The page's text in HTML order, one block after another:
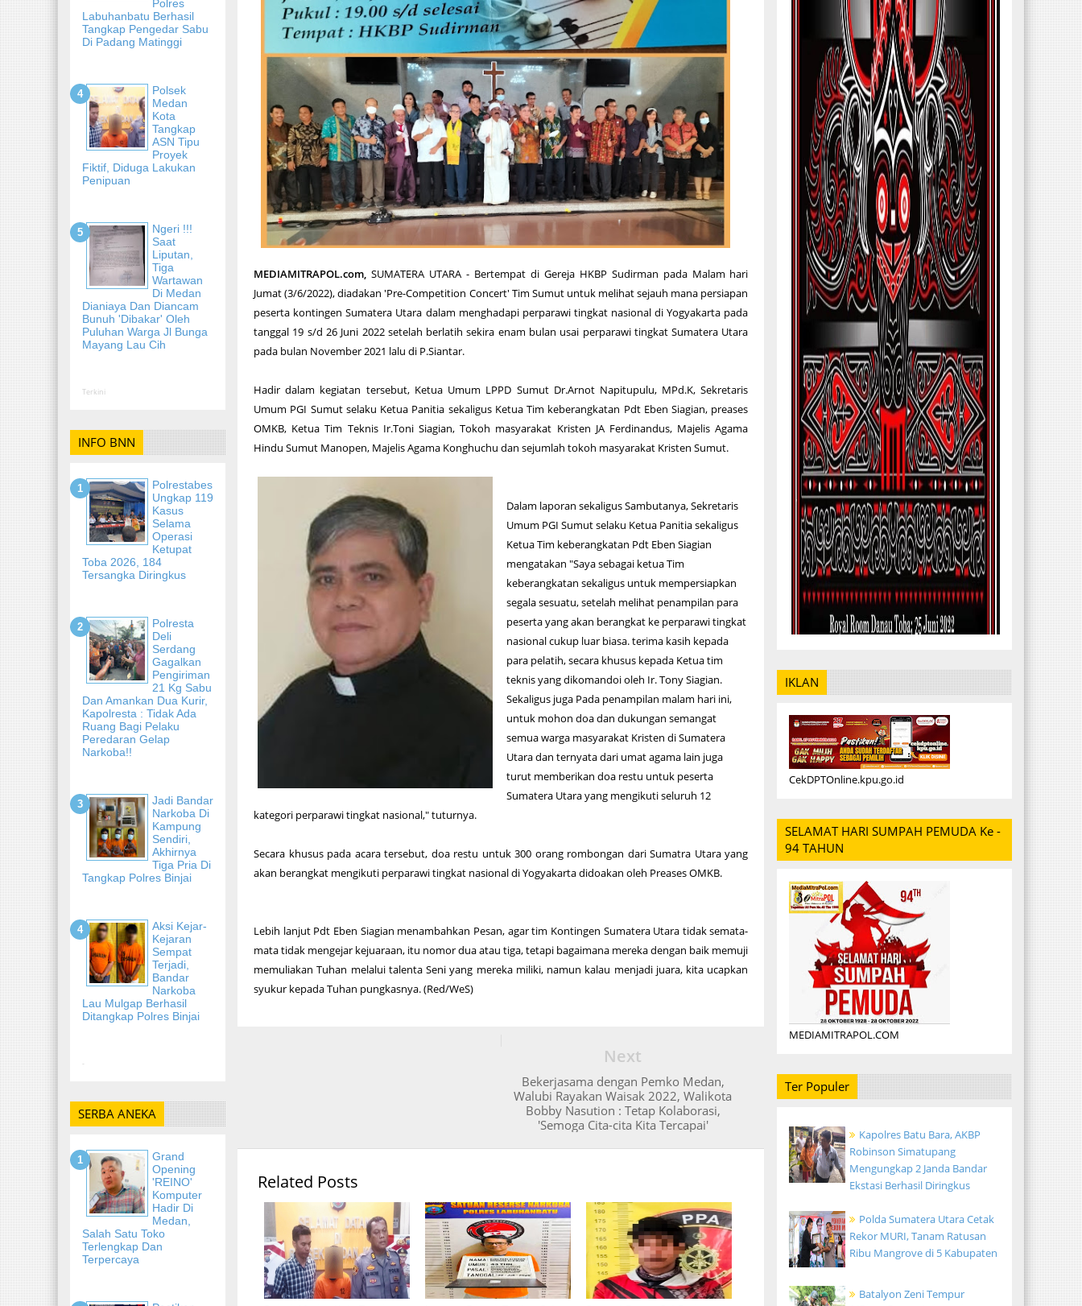
Polres
Labuhanbatu Berhasil
Tangkap Pengedar Sabu
Di Padang Matinggi
Polsek
Medan
Kota
Tangkap
ASN Tipu
Proyek
Fiktif, Diduga Lakukan
Penipuan
Ngeri !!!
Saat
Liputan,
Tiga
Wartawan
Di Medan
Dianiaya Dan Diancam
Bunuh 'Dibakar' Oleh
Puluhan Warga Jl Bunga
Mayang Lau Cih
Terkini
INFO BNN
Polrestabes
Ungkap 119
Kasus
Selama
Operasi
Ketupat
Toba 2026, 184
Tersangka Diringkus
Polresta
Deli
Serdang
Gagalkan
Pengiriman
21 Kg Sabu
Dan Amankan Dua Kurir,
Kapolresta : Tidak Ada
Ruang Bagi Pelaku
Peredaran Gelap
Narkoba!!
Jadi Bandar
Narkoba Di
Kampung
Sendiri,
Akhirnya
Tiga Pria Di
Tangkap Polres Binjai
Aksi Kejar-
Kejaran
Sempat
Terjadi,
Bandar
Narkoba
Lau Mulgap Berhasil
Ditangkap Polres Binjai
-
SERBA ANEKA
Grand
Opening
'REINO'
Komputer
Hadir Di
Medan,
Salah Satu Toko
Terlengkap Dan
Terpercaya
MEDIAMITRAPOL.com, SUMATERA UTARA - Bertempat di Gereja HKBP Sudirman pada Malam hari
Jumat (3/6/2022), diadakan 'Pre-Competition Concert' Tim Sumut untuk melihat sejauh mana persiapan
peserta kontingen Sumatera Utara dalam menghadapi perparawi tingkat nasional di Yogyakarta pada
tanggal 19 s/d 26 Juni 2022 setelah berlatih sekira enam bulan usai perparawi tingkat Sumatera Utara
pada bulan November 2021 lalu di P.Siantar.
Hadir dalam kegiatan tersebut, Ketua Umum LPPD Sumut Dr.Arnot Napitupulu, MPd.K, Sekretaris
Umum PGI Sumut selaku Ketua Panitia sekaligus Ketua Tim keberangkatan Pdt Eben Siagian, preases
OMKB, Ketua Tim Teknis Ir.Toni Siagian, Tokoh masyarakat Kristen JA Ferdinandus, Majelis Agama
Hindu Sumut Manopen, Majelis Agama Konghuchu dan sejumlah tokoh masyarakat Kristen Sumut.
Dalam laporan sekaligus Sambutanya, Sekretaris
Umum PGI Sumut selaku Ketua Panitia sekaligus
Ketua Tim keberangkatan Pdt Eben Siagian
mengatakan "Saya sebagai ketua Tim
keberangkatan sekaligus untuk mempersiapkan
segala sesuatu, setelah melihat penampilan para
peserta yang akan berangkat ke perparawi tingkat
nasional cukup luar biasa. terima kasih kepada
para pelatih, secara khusus kepada Ketua tim
teknis yang dikomandoi oleh Ir. Tony Siagian.
Sekaligus juga Pada penampilan malam hari ini,
untuk mohon doa dan dukungan semangat
semua warga masyarakat Kristen di Sumatera
Utara dan ternyata dari umat agama lain juga
turut memberikan doa restu untuk peserta
Sumatera Utara yang mengikuti seluruh 12
kategori perparawi tingkat nasional," tuturnya.
Secara khusus pada acara tersebut, doa restu untuk 300 orang rombongan dari Sumatra Utara yang
akan berangkat mengikuti perparawi tingkat nasional di Yogyakarta didoakan oleh Preases OMKB.
Lebih lanjut Pdt Eben Siagian menambahkan Pesan, agar tim Kontingen Sumatera Utara tidak semata-
mata tidak mengejar kejuaraan, itu nomor dua atau tiga, tetapi bagaimana mereka dengan baik memuji
memuliakan Tuhan melalui talenta Seni yang mereka miliki, namun kalau menjadi juara, kita ucapkan
syukur kepada Tuhan pungkasnya. (Red/WeS)
Next
Bekerjasama dengan Pemko Medan,
Walubi Rayakan Waisak 2022, Walikota
Bobby Nasution : Tetap Kolaborasi,
'Semoga Cita-cita Kita Tercapai'
Related Posts
IKLAN
CekDPTOnline.kpu.go.id
SELAMAT HARI SUMPAH PEMUDA Ke -
94 TAHUN
MEDIAMITRAPOL.COM
Ter Populer
Kapolres Batu Bara, AKBP
Robinson Simatupang
Mengungkap 2 Janda Bandar
Ekstasi Berhasil Diringkus
Polda Sumatera Utara Cetak
Rekor MURI, Tanam Ratusan
Ribu Mangrove di 5 Kabupaten
Batalyon Zeni Tempur